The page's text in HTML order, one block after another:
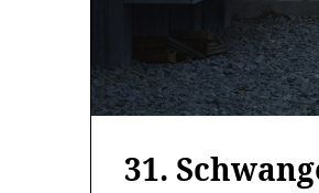
31.